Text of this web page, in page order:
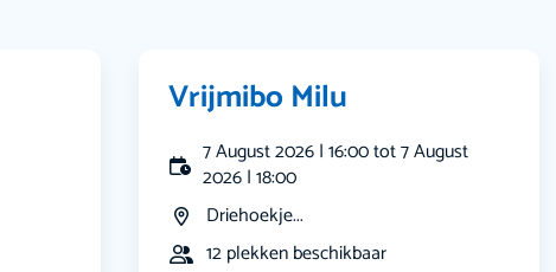
Vrijmibo Milu
7 August 2026 | 16:00 tot 7 August
2026 | 18:00
Driehoekje...
12 plekken beschikbaar